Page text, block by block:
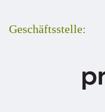
Geschäftsstelle: